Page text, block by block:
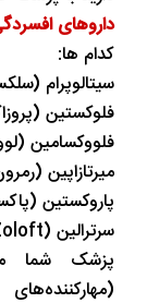
داروهای
کدام ها:
سیتالوپرام
فلوکستین
فلووکسامین
میرتازاپین
پاروکستین
سرترالین (Zoloft)